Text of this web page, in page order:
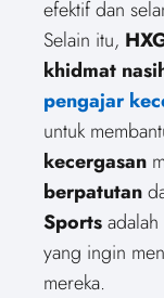
efektif dan
Selain itu,
khidmat
pengajar
untuk
kecergasan
berpatutan
Sports
yang ingin
mereka.